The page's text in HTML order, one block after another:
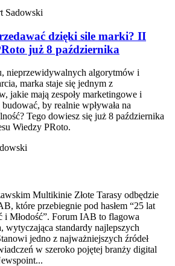
Sadowski
dzięki sile marki? II
już 8 października
nieprzewidywalnych algorytmów i
marka staje się jednym z
jakie mają zespoły marketingowe i
by realnie wpływała na
Tego dowiesz się już 8 października
Wiedzy PRoto.
Multikinie Złote Tarasy odbędzie
które przebiegnie pod hasłem “25 lat
i Młodość”. Forum IAB to flagowa
wytyczająca standardy najlepszych
jedno z najważniejszych źródeł
w szeroko pojętej branży digital